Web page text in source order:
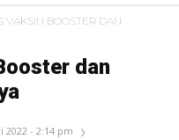
VAKSIN BOOSTER DAN
dan
2022 - 2:14 pm